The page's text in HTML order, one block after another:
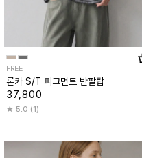
FREE
론카 S/T 피그먼트 반팔탑
37,800
5.0 (1)